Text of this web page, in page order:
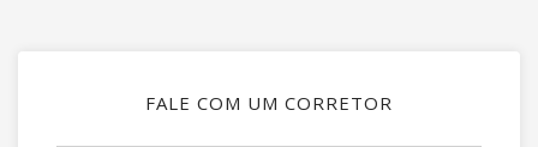
FALE COM UM CORRETOR